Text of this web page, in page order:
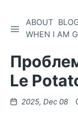
ABOUT
WHEN I AM
Le
2025, Dec 08